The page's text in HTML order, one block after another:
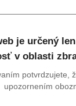
Overlay gauge
je určený
v oblasti
potvrdzujete,
upozornením